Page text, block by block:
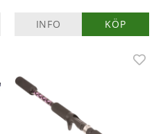
INFO KÖP